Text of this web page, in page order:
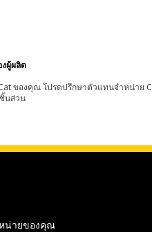
ผู้ผลิต
ของคุณ โปรดปรึกษาตัวแทนจำหน่า
นส่วน
น่ายของคุณ